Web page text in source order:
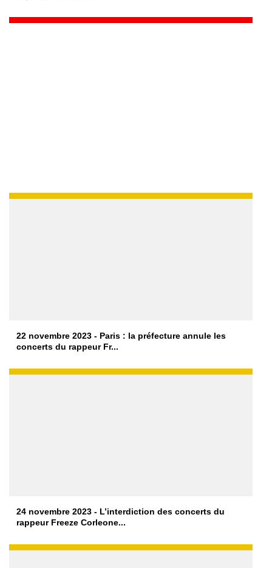
22 novembre 2023 - Paris : la préfecture annule les
concerts du rappeur Fr...
24 novembre 2023 - L’interdiction des concerts du
rappeur Freeze Corleone...